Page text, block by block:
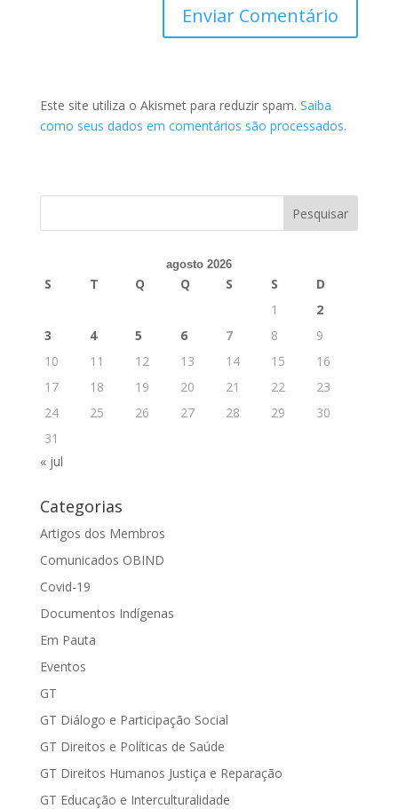
Este site utiliza o Akismet para reduzir spam. Saiba
como seus dados em comentários são processados.
agosto 2026
S T Q Q S S
D
1
2
3
4 5 6 7 8
9
10
11 12 13 14 15
16
17
18 19 20 21 22
23
24
25 26 27 28 29
30
31
« jul
Categorias
Artigos dos Membros
Comunicados OBIND
Covid-19
Documentos Indígenas
Em Pauta
Eventos
GT
GT Diálogo e Participação Social
GT Direitos e Políticas de Saúde
GT Direitos Humanos Justiça e Reparação
GT Educação e Interculturalidade